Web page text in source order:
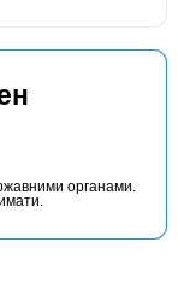
2 шт
органами.